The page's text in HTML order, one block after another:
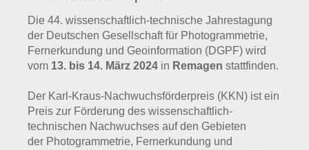
Die 44. wissenschaftlich-technische Jahrestagung
der Deutschen Gesellschaft für Photogrammetrie,
Fernerkundung und Geoinformation (DGPF) wird
vom 13. bis 14. März 2024 in Remagen stattfinden.
Der Karl-Kraus-Nachwuchsförderpreis (KKN) ist ein
Preis zur Förderung des wissenschaftlich-
technischen Nachwuchses auf den Gebieten
der Photogrammetrie, Fernerkundung und